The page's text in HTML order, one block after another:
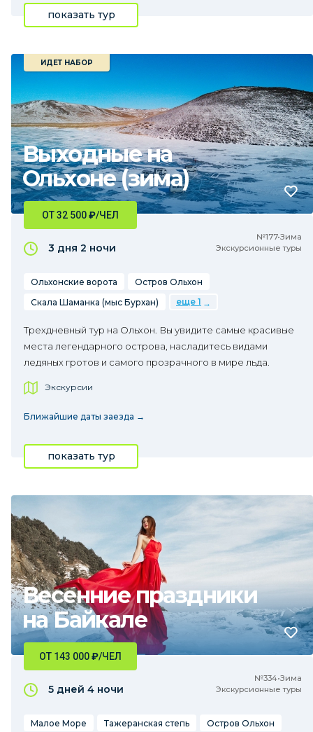
показать тур
Выходные на
Ольхоне (зима)
ИДЕТ НАБОР
№177•Зима
Экскурсионные туры
ОТ 32 500₽/ЧЕЛ
3 дня 2 ночи
Ольхонские ворота
Остров Ольхон
Скала Шаманка (мыс Бурхан)
еще 1
Трехдневный тур на Ольхон. Вы увидите самые красивые
места легендарного острова, насладитесь видами
ледяных гротов и самого прозрачного в мире льда.
Экскурсии
Ближайшие даты заезда →
показать тур
Весенние праздники
на Байкале
№334•Зима
Экскурсионные туры
ОТ 143 000₽/ЧЕЛ
5 дней 4 ночи
Малое Море Тажеранская степь Остров Ольхон